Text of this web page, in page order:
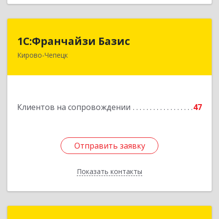
1С:Франчайзи Базис
Кирово-Чепецк
Клиентов на сопровождении 47
Отправить заявку
Показать контакты
613044, Кировская обл, город Кирово-Чепецк
Подробнее
Отправить заявку
Назад